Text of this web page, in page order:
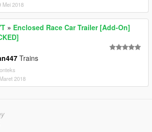
Mei 2018
» Enclosed Race Car Trailer [Add-On]
Trains
2018